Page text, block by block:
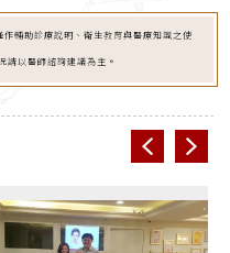
輔助診療說明、衛生教育與醫療知識之使
請以醫師諮詢建議為主。